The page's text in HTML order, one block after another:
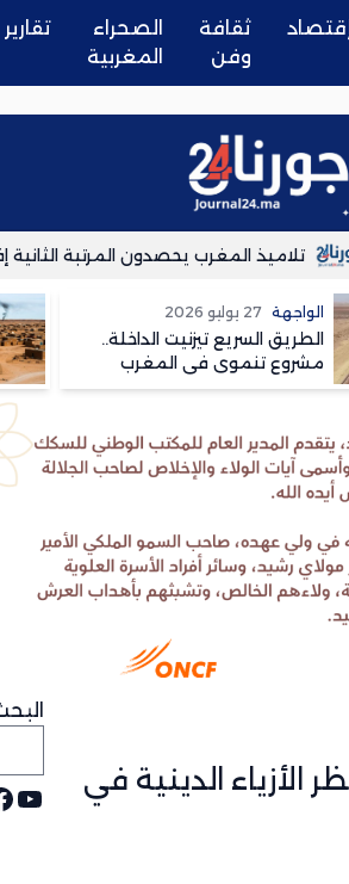
إقتصاد
ثقافة
وفن
الصحراء
المغربية
تقارير
تلاميذ المغرب يحصدون المرتبة الثانية
الواجهة 27 يوليو 2026
الطريق السريع تيزنيت الداخلة..
مشروع تنموي في المغرب
وسعار في الجزائر
الدينية في